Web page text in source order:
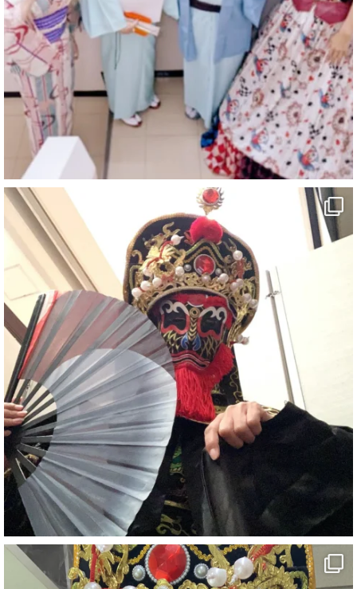
@comedy_illusion · 4 8月
お疲れ様です
ブログ更新しました
「マジシャン和歌山旅 白浜町・三段壁洞窟」
#企業公式がお疲れ様を言い合う
#旅行好きな人と繋がりたい
#一人旅
#女性マジシャン
#出張マジック
#マジシャン派遣
#イリュージョン
#和歌山県
#白浜町
#変面ショー
#イベント
#宴会
#余興
2 X
さらに読み込む